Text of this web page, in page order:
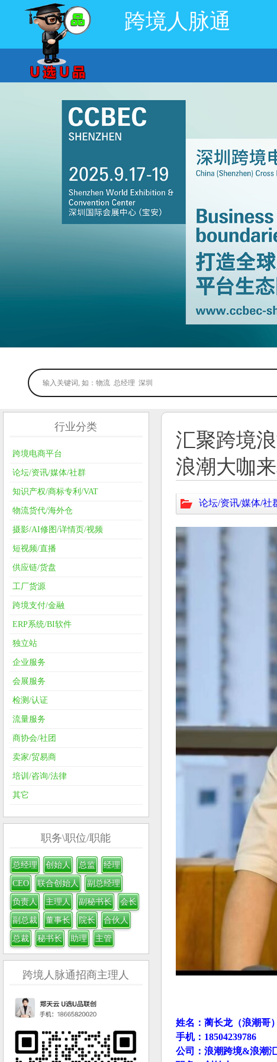
跨境人脉通
汇聚跨境
浪潮大咖来
论坛/资讯/媒体/社
姓名：蔺长龙（浪潮哥）
手机：18504239786
公司：浪潮跨境&浪潮
行业分类
跨境电商平台
论坛/资讯/媒体/社群
知识产权/商标专利/VAT
物流货代/海外仓
摄影/AI修图/详情页/视频
短视频/直播
供应链/货盘
工厂货源
跨境支付/金融
ERP系统/BI软件
独立站
企业服务
会展服务
检测/认证
流量服务
商协会/社团
卖家/贸易商
培训/咨询/法律
其它
职务\职位/职能
总经理 创始人 总监 经理
CEO 联合创始人 副总经理
负责人 主理人 副秘书长 会长
副总裁 董事长 院长 合伙人
总裁 秘书长 助理 主管
跨境人脉通招商主理人